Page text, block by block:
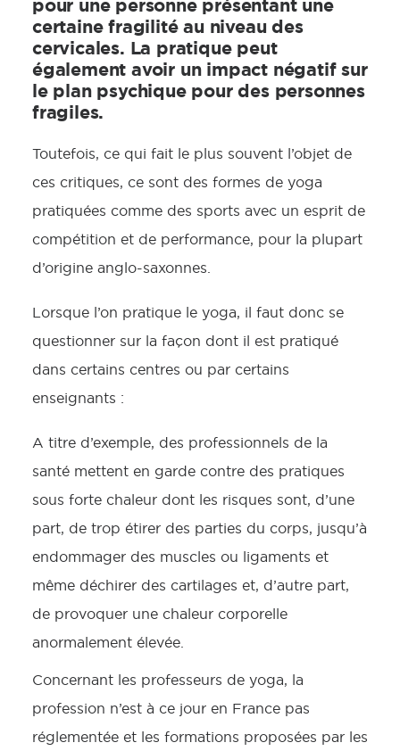
pour une personne présentant une
certaine fragilité au niveau des
cervicales. La pratique peut
également avoir un impact négatif sur
le plan psychique pour des personnes
fragiles.
Toutefois, ce qui fait le plus souvent l’objet de
ces critiques, ce sont des formes de yoga
pratiquées comme des sports avec un esprit de
compétition et de performance, pour la plupart
d’origine anglo-saxonnes.
Lorsque l’on pratique le yoga, il faut donc se
questionner sur la façon dont il est pratiqué
dans certains centres ou par certains
enseignants :
A titre d’exemple, des professionnels de la
santé mettent en garde contre des pratiques
sous forte chaleur dont les risques sont, d’une
part, de trop étirer des parties du corps, jusqu’à
endommager des muscles ou ligaments et
même déchirer des cartilages et, d’autre part,
de provoquer une chaleur corporelle
anormalement élevée.
Concernant les professeurs de yoga, la
profession n’est à ce jour en France pas
réglementée et les formations proposées par les